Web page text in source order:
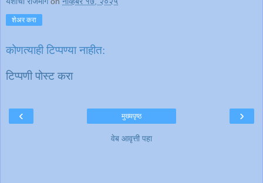
शेअर करा
कोणत्याही टिप्पण्‍या नाहीत:
टिप्पणी पोस्ट करा
‹ ›
मुख्यपृष्ठ
वेब आवृत्ती पहा